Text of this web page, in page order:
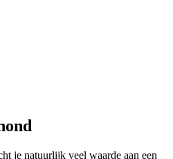
je natuurlijk veel waarde aan een